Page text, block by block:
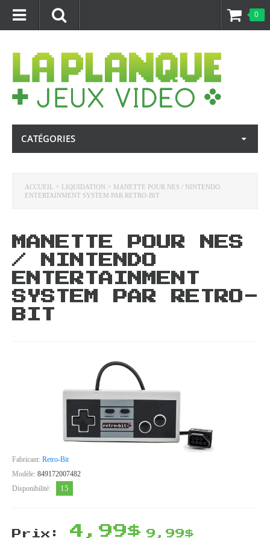
0
CATÉGORIES
ACCUEIL > LIQUIDATION > MANETTE POUR NES / NINTENDO
ENTERTAINMENT SYSTEM PAR RETRO-BIT
MANETTE POUR NES
/ NINTENDO
ENTERTAINMENT
SYSTEM PAR RETRO-
BIT
Fabricant: Retro-Bit
Modèle: 849172007482
Disponibilité:
15
Prix: 4,99$ 9,99$